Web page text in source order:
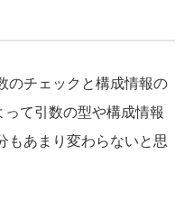
チェックと構成情報の
て引数の型や構成情報
もあまり変わらないと思